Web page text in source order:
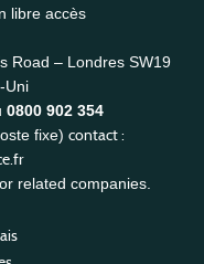
libre accès
Road – Londres SW19
Uni
0800 902 354
fixe) contact :
related companies.